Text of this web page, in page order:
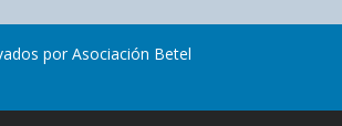
por Asociación Betel